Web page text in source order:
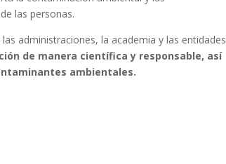
las personas.
administraciones, la academia y las entidades
de manera científica y responsable, así
ambientales.